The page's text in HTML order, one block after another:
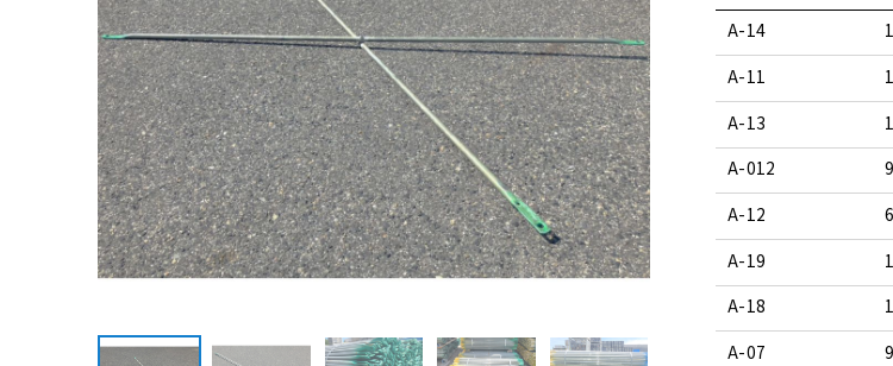
A-14
A-11
A-13
A-012
A-12
A-19
A-18
A-07